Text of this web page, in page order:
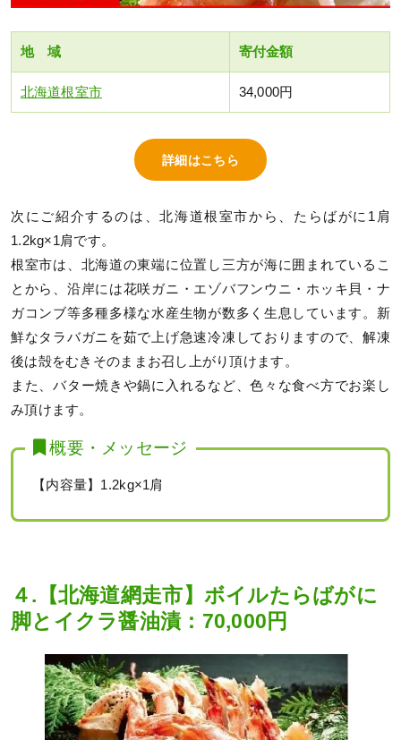
地 域 寄付金額
北海道根室市 34,000円
詳細はこちら
次にご紹介するのは、北海道根室市から、たらばがに1肩
1.2kg×1肩です。
根室市は、北海道の東端に位置し三方が海に囲まれているこ
とから、沿岸には花咲ガニ・エゾバフンウニ・ホッキ貝・ナ
ガコンブ等多種多様な水産生物が数多く生息しています。新
鮮なタラバガニを茹で上げ急速冷凍しておりますので、解凍
後は殻をむきそのままお召し上がり頂けます。
また、バター焼きや鍋に入れるなど、色々な食べ方でお楽し
み頂けます。
概要・メッセージ
【内容量】1.2kg×1肩
４.【北海道網走市】ボイルたらばがに
脚とイクラ醤油漬：70,000円